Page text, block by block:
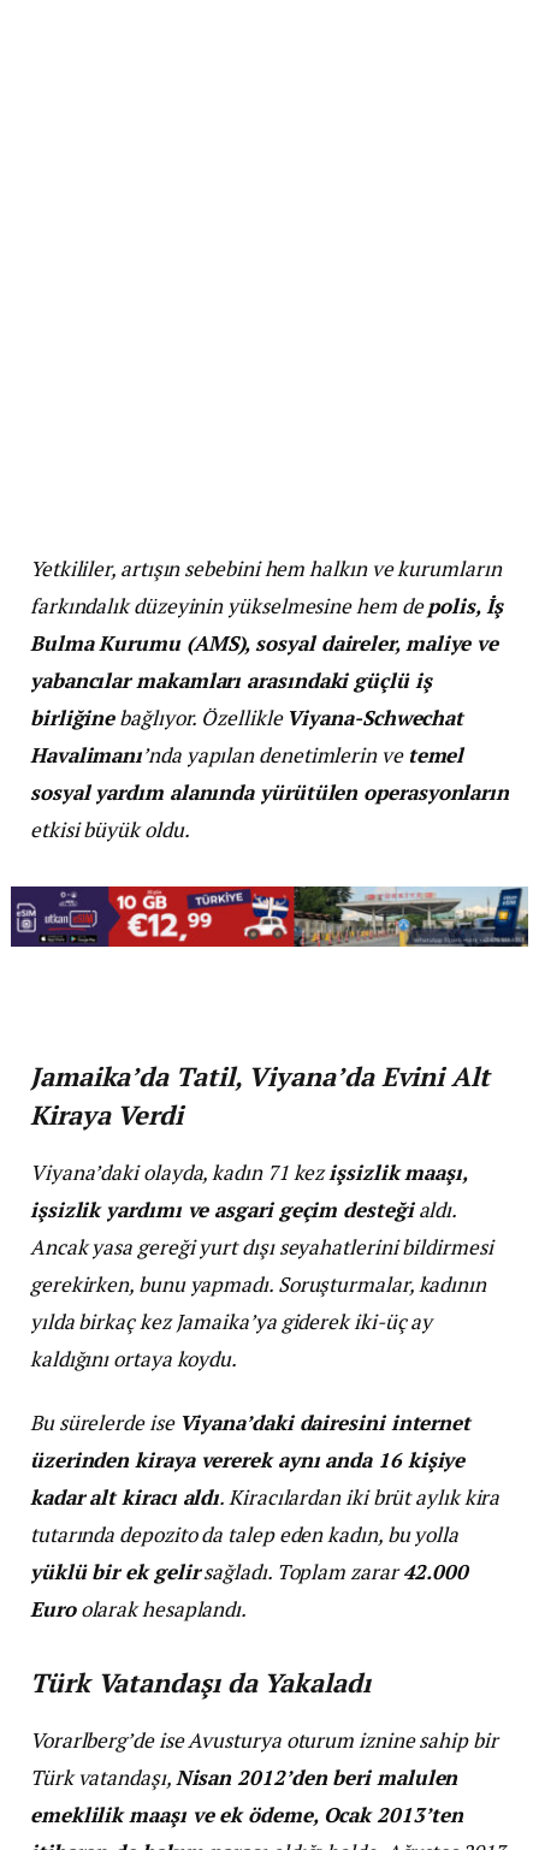
Yetkililer, artışın sebebini hem halkın ve kurumların
farkındalık düzeyinin yükselmesine hem depolis, İş
Bulma Kurumu (AMS), sosyal daireler, maliye ve
yabancılar makamları arasındaki güçlü iş
birliğinebağlıyor. Özellikle Viyana-Schwechat
Havalimanı’nda yapılan denetimlerin ve temel
sosyal yardım alanında yürütülen operasyonların
etkisi büyük oldu.
Jamaika’da Tatil, Viyana’da Evini Alt
Kiraya Verdi
Viyana’daki olayda, kadın 71 kezişsizlik maaşı,
işsizlik yardımı ve asgari geçim desteğialdı.
Ancak yasa gereği yurt dışı seyahatlerini bildirmesi
gerekirken, bunu yapmadı. Soruşturmalar, kadının
yılda birkaç kez Jamaika’ya giderek iki-üç ay
kaldığını ortaya koydu.
Bu sürelerde ise Viyana’daki dairesini internet
üzerinden kiraya vererek aynı anda 16 kişiye
kadar alt kiracı aldı. Kiracılardan iki brüt aylık kira
tutarında depozito da talep eden kadın, bu yolla
yüklü bir ek gelirsağladı. Toplam zarar42.000
Euroolarak hesaplandı.
Türk Vatandaşı da Yakaladı
Vorarlberg’de ise Avusturya oturum iznine sahip bir
Türk vatandaşı,Nisan 2012’den beri malulen
emeklilik maaşı ve ek ödeme, Ocak 2013’ten